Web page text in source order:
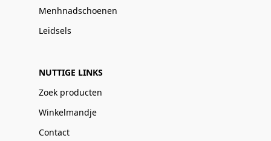
Menhnadschoenen
Leidsels
NUTTIGE LINKS
Zoek producten
Winkelmandje
Contact